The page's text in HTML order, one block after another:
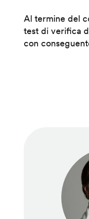
Al termine del
test di verifica
con